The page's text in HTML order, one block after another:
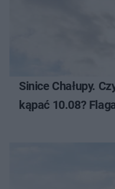
Sinice Chałupy.
kąpać 10.08?